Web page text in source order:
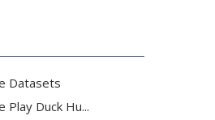
Datasets
Play Duck Hu...